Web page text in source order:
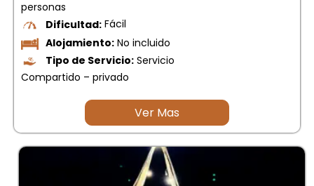
personas
Dificultad: Fácil
Alojamiento: No incluido
Tipo de Servicio: Servicio
Compartido – privado
Ver Mas